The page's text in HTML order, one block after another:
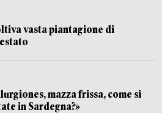
vasta piantagione di
mazza frissa, come si
in Sardegna?»